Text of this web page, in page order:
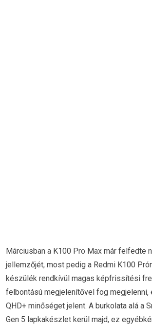
Márciusban a K100 Pro Max már felfedte
jellemzőjét, most pedig a Redmi K100
készülék rendkívül magas képfrissítési
felbontású megjelenítővel fog
QHD+ minőséget jelent. A burkolata alá a
Gen 5 lapkakészlet kerül majd, ez